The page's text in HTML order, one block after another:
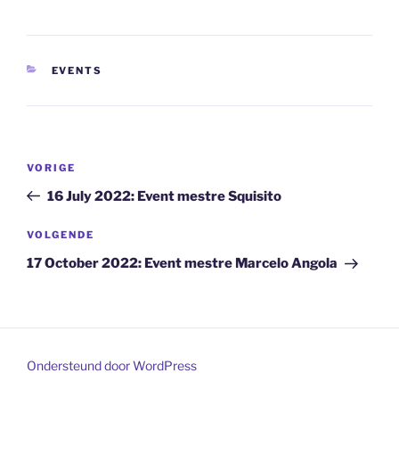
CATEGORIEËN
EVENTS
Vorig
bericht
VORIGE
16 July 2022: Event mestre Squisito
Volgend
bericht
VOLGENDE
17 October 2022: Event mestre Marcelo Angola
Ondersteund door WordPress